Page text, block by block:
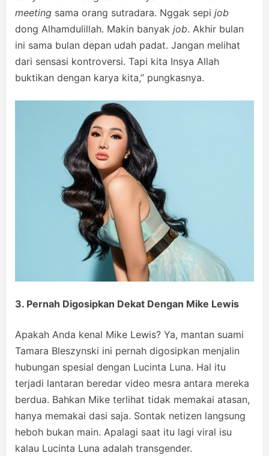
meeting sama orang sutradara. Nggak sepi job
dong Alhamdulillah. Makin banyak job. Akhir bulan
ini sama bulan depan udah padat. Jangan melihat
dari sensasi kontroversi. Tapi kita Insya Allah
buktikan dengan karya kita,” pungkasnya.
3. Pernah Digosipkan Dekat Dengan Mike Lewis
Apakah Anda kenal Mike Lewis? Ya, mantan suami
Tamara Bleszynski ini pernah digosipkan menjalin
hubungan spesial dengan Lucinta Luna. Hal itu
terjadi lantaran beredar video mesra antara mereka
berdua. Bahkan Mike terlihat tidak memakai atasan,
hanya memakai dasi saja. Sontak netizen langsung
heboh bukan main. Apalagi saat itu lagi viral isu
kalau Lucinta Luna adalah transgender.